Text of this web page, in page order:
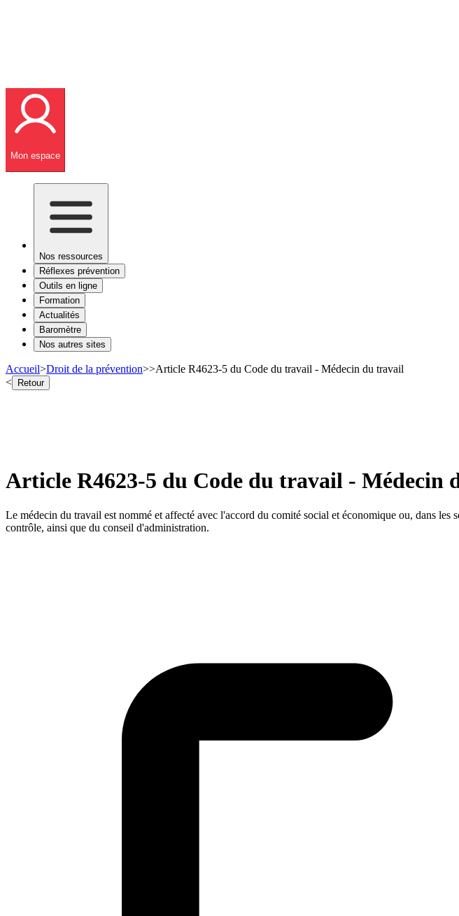
Mon espace
Nos ressources
Réflexes prévention
Outils en ligne
Formation
Actualités
Baromètre
Nos autres sites
Accueil>Droit de la prévention>>Article R4623-5 du Code du travail - Médecin du travail
< Retour
Article R4623-5 du Code du travail - Médecin
Le médecin du travail est nommé et affecté avec l'accord du comité social et économique ou, dans
contrôle, ainsi que du conseil d'administration.